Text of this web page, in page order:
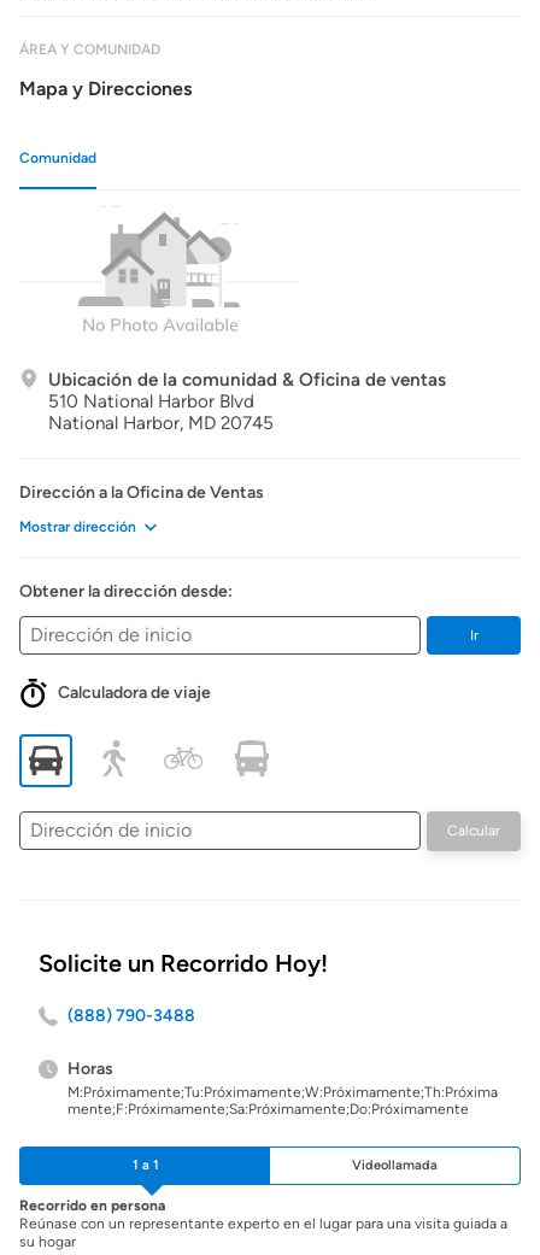
ÁREA Y COMUNIDAD
Mapa y Direcciones
Comunidad
Ubicación de la comunidad & Oficina de ventas
510 National Harbor Blvd
National Harbor, MD 20745
Dirección a la Oficina de Ventas
Mostrar dirección
Obtener la dirección desde:
Ir
Calculadora de viaje
Dirección
de
Calcular
Solicite un Recorrido Hoy!
(888) 790-3488
Horas
M:Próximamente;Tu:Próximamente;W:Próximamente;Th:Próxima
mente;F:Próximamente;Sa:Próximamente;Do:Próximamente
1 a 1 Videollamada
Recorrido en persona
Reúnase con un representante experto en el lugar para una visita guiada a
su hogar